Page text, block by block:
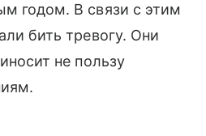
годом. В связи с этим
бить тревогу. Они
не пользу